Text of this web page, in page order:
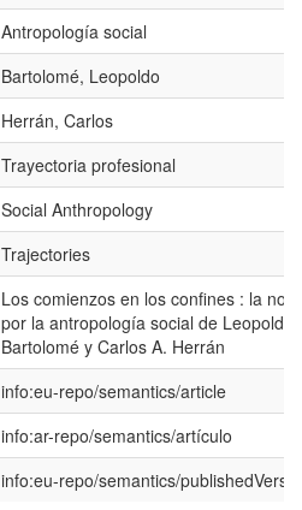
Antropología social
Bartolomé, Leopoldo
Herrán, Carlos
Trayectoria profesional
Social Anthropology
Trajectories
Los comienzos en los confines : la no-
por la antropología social de Leopoldo
Bartolomé y Carlos A. Herrán
info:eu-repo/semantics/article
info:ar-repo/semantics/artículo
info:eu-repo/semantics/